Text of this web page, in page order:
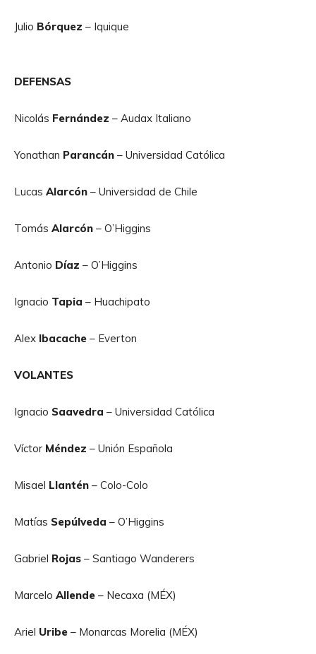
Julio Bórquez – Iquique
DEFENSAS
Nicolás Fernández – Audax Italiano
Yonathan Parancán – Universidad Católica
Lucas Alarcón – Universidad de Chile
Tomás Alarcón – O’Higgins
Antonio Díaz – O’Higgins
Ignacio Tapia – Huachipato
Alex Ibacache – Everton
VOLANTES
Ignacio Saavedra – Universidad Católica
Víctor Méndez – Unión Española
Misael Llantén – Colo-Colo
Matías Sepúlveda – O’Higgins
Gabriel Rojas – Santiago Wanderers
Marcelo Allende – Necaxa (MÉX)
Ariel Uribe – Monarcas Morelia (MÉX)